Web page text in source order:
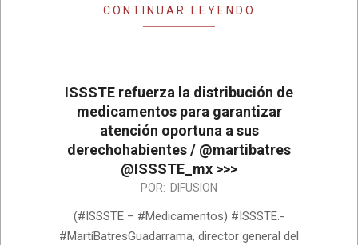
CONTINUAR LEYENDO
ISSSTE refuerza la distribución de
medicamentos para garantizar
atención oportuna a sus
derechohabientes / @martibatres
@ISSSTE_mx >>>
POR: DIFUSION
(#ISSSTE – #Medicamentos) #ISSSTE.-
#MartíBatresGuadarrama, director general del